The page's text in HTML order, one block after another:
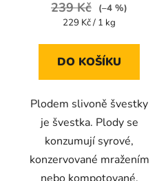
5,0
5
239 Kč
(–4 %)
Měrná
229 Kč / 1 kg
DO KOŠÍKU
Plodem slivoně švestky
je švestka. Plody se
konzumují syrové,
konzervované mražením